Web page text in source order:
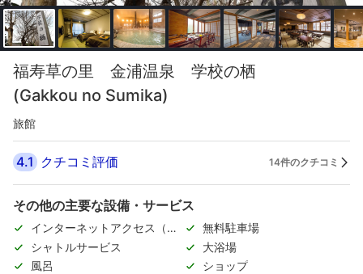
福寿草の里 金浦温泉 学校の栖
(Gakkou no Sumika)
旅館
4.1 クチコミ評価 14件のクチコミ
その他の主要な設備・サービス
インターネットアクセス（無
料）
無料駐車場
シャトルサービス
大浴場
風呂
ショップ